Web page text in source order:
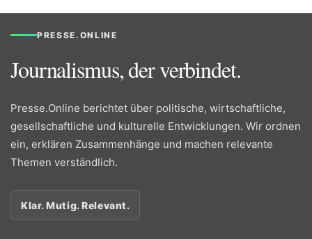
PRESSE.ONLINE
Journalismus, der verbindet.
Presse.Online berichtet über politische, wirtschaftliche,
gesellschaftliche und kulturelle Entwicklungen. Wir ordnen
ein, erklären Zusammenhänge und machen relevante
Themen verständlich.
Klar. Mutig. Relevant.